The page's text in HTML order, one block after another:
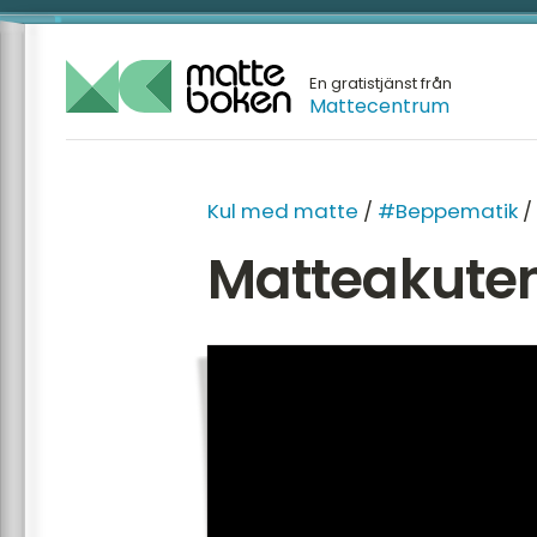
En gratistjänst från
Mattecentrum
Kul med matte / #Beppematik /